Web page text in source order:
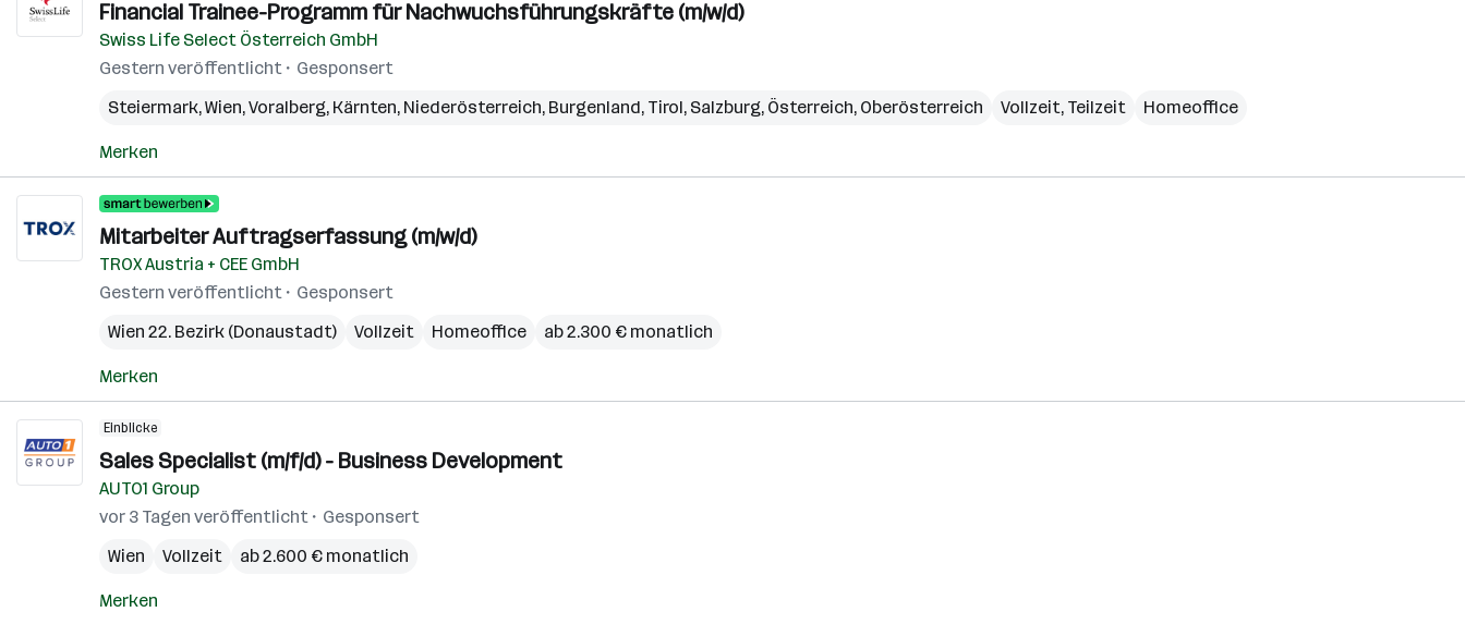
Financial Trainee-Programm für Nachwuchsführungskräfte (m/w/d)
Swiss Life Select Österreich GmbH
Gestern veröffentlicht
Gesponsert
Steiermark,Wien,Voralberg, Kärnten, Niederösterreich, Burgenland, Tirol, Salzburg, Österreich, Oberösterreich Vollzeit, Teilzeit Homeoffice
Merken
Mitarbeiter Auftragserfassung (m/w/d)
TROX Austria + CEE GmbH
Gestern veröffentlicht
Gesponsert
Wien 22. Bezirk (Donaustadt)
Vollzeit Homeoffice ab 2.300 € monatlich
Merken
Einblicke
Sales Specialist (m/f/d) - Business Development
AUTO1 Group
vor 3 Tagen veröffentlicht
Gesponsert
Wien
Vollzeit ab 2.600 € monatlich
Merken